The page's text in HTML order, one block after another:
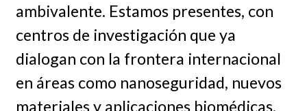
ambivalente. Estamos presentes, con
centros de investigación que ya
dialogan con la frontera internacional
en áreas como nanoseguridad, nuevos
materiales y aplicaciones biomédicas.